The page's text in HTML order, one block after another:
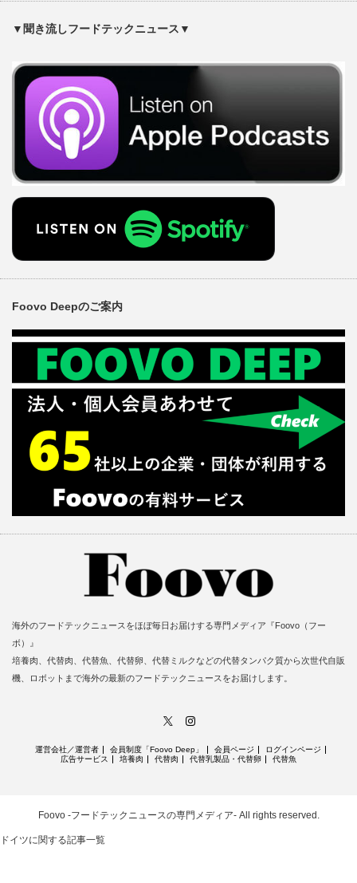
▼聞き流しフードテックニュース▼
Foovo Deepのご案内
海外のフードテックニュースをほぼ毎日お届けする専門メディア『Foovo（フー
ボ）』
培養肉、代替肉、代替魚、代替卵、代替ミルクなどの代替タンパク質から次世代自販
機、ロボットまで海外の最新のフードテックニュースをお届けします。
運営会社／運営者 会員制度「Foovo Deep」 会員ページ
ログインページ
広告サービス
培養肉 代替肉 代替乳製品・代替卵 代替魚
Foovo -フードテックニュースの専門メディア-All rights reserved.
ドイツに関する記事一覧